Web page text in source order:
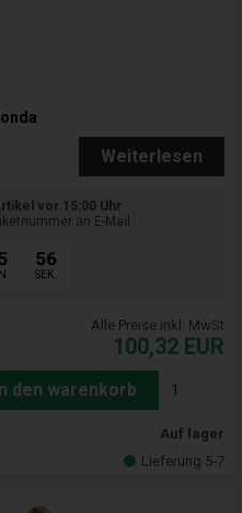
Weiterlesen
vor 15:00 Uhr
an E-Mail
55
SEK.
Alle Preise inkl. MwSt
100,32 EUR
den warenkorb
Auf lager
Lieferung 5-7